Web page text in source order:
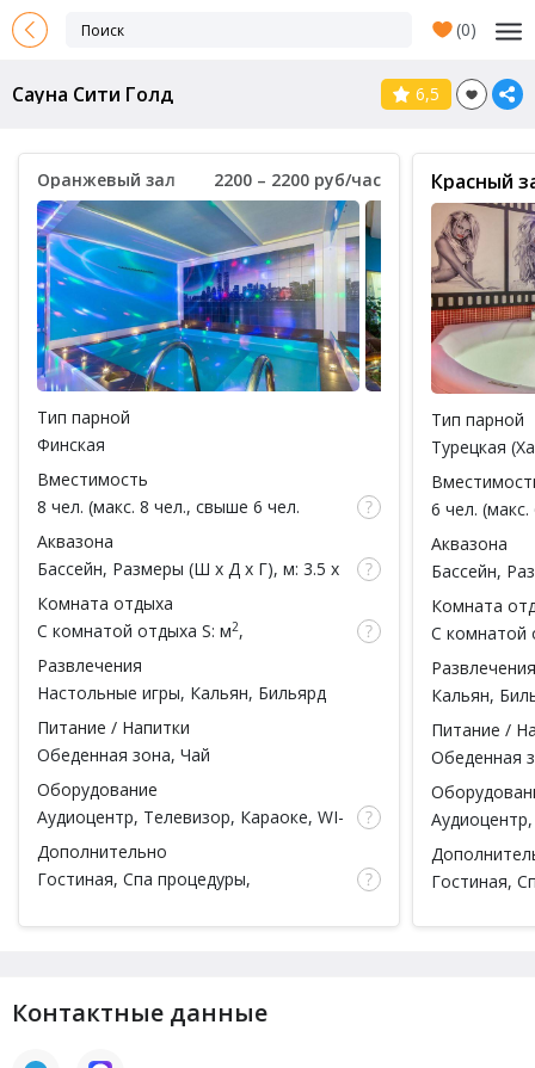
(0)
Сауна Сити Голд 6,5
Оранжевый зал 2200 – 2200 руб/час
Тип парной
Финская
Вместимость
8 чел. (макс. 8 чел., свыше 6 чел.
чел.)
Аквазона
Бассейн, Размеры (Ш x Д x Г), м: 3.5 x
Комната отдыха
С комнатой отдыха S: м2,
Развлечения
Настольные игры, Кальян, Бильярд
Питание / Напитки
Обеденная зона, Чай
Оборудование
Аудиоцентр, Телевизор, Караоке, WI-
Кондиционер
Дополнительно
Гостиная, Спа процедуры,
Парильщик, Массажист, Тапочки,
Красный
Тип парной
Турецкая
6 чел.
чел.)
Аквазона
Бассейн,
Комната
С комнатой
Развлечения
Кальян,
Питание /
Обеденная
Гостиная,
Тапочки,
Контактные данные